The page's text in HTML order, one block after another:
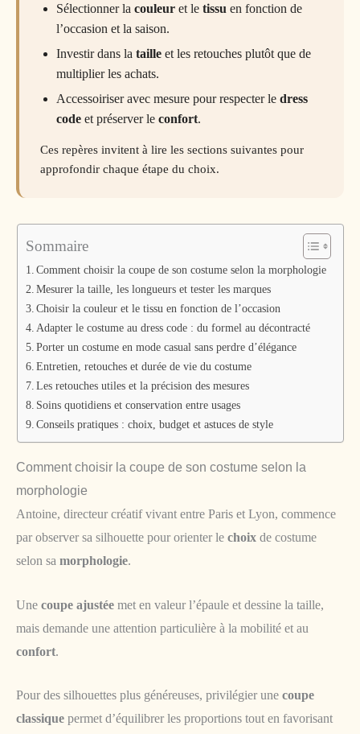
Sélectionner la couleur et le tissu en fonction de
l’occasion et la saison.
Investir dans la taille et les retouches plutôt que de
multiplier les achats.
Accessoiriser avec mesure pour respecter le dress
code et préserver le confort.
Ces repères invitent à lire les sections suivantes pour
approfondir chaque étape du choix.
Sommaire
Comment choisir la coupe de son costume selon la morphologie
Mesurer la taille, les longueurs et tester les marques
Choisir la couleur et le tissu en fonction de l’occasion
Adapter le costume au dress code : du formel au décontracté
Porter un costume en mode casual sans perdre d’élégance
Entretien, retouches et durée de vie du costume
Les retouches utiles et la précision des mesures
Soins quotidiens et conservation entre usages
Conseils pratiques : choix, budget et astuces de style
Comment choisir la coupe de son costume selon la
morphologie
Antoine, directeur créatif vivant entre Paris et Lyon, commence
par observer sa silhouette pour orienter le choix de costume
selon sa morphologie.
Une coupe ajustée met en valeur l’épaule et dessine la taille,
mais demande une attention particulière à la mobilité et au
confort.
Pour des silhouettes plus généreuses, privilégier une coupe
classique permet d’équilibrer les proportions tout en favorisant